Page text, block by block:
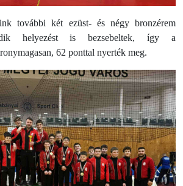
további két ezüst- és négy bronzérem
helyezést is bezsebeltek, így a
62 ponttal nyerték meg.